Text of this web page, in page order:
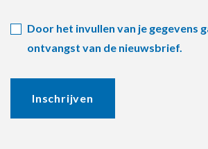
Door het invullen van je gegevens
ontvangst van de nieuwsbrief.
Inschrijven